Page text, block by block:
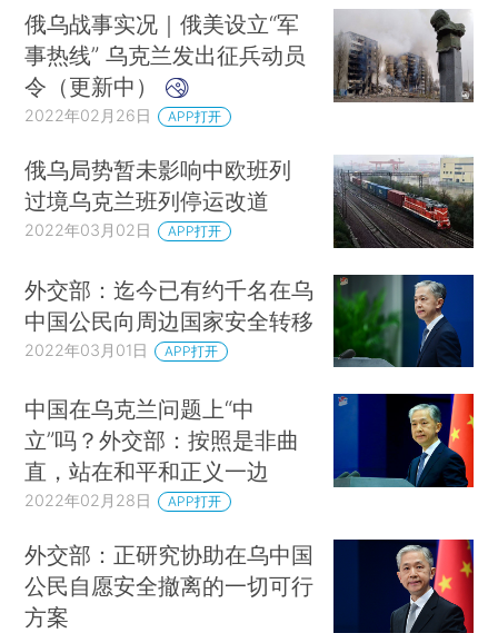
俄乌战事实况｜俄美设立“军
事热线” 乌克兰发出征兵动员
令（更新中）
2022年02月26日 APP打开
俄乌局势暂未影响中欧班列
过境乌克兰班列停运改道
2022年03月02日 APP打开
外交部：迄今已有约千名在乌
中国公民向周边国家安全转移
2022年03月01日 APP打开
中国在乌克兰问题上“中
立”吗？外交部：按照是非曲
直，站在和平和正义一边
2022年02月28日 APP打开
外交部：正研究协助在乌中国
公民自愿安全撤离的一切可行
方案